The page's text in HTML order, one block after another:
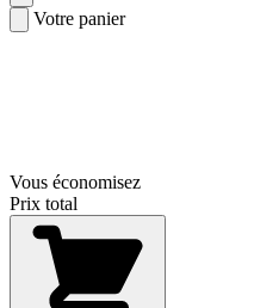
Votre panier
Vous économisez
Prix total